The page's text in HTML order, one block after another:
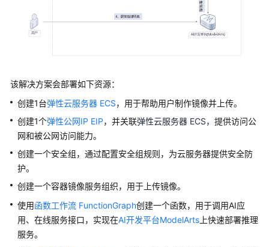
解
音
识
别-
客
服
中
心
语
音
质
检
该解决方案会部署如下资源：
创建1台弹性云服务器 ECS，用于帮助用户制作镜像并上传。
创建1个弹性公网IP EIP，并关联弹性云服务器 ECS， 提供访问公
网和被公网访问能力。
创建一个安全组，通过配置安全组规则，为云服务器提供安全防
护。
创建一个容器镜像服务组织，用于上传镜像。
使用函数工作流 FunctionGraph创建一个函数，用于调用AI应
用、在线服务接口，实现在AI开发平台ModelArts 上快速部署推理
服务。